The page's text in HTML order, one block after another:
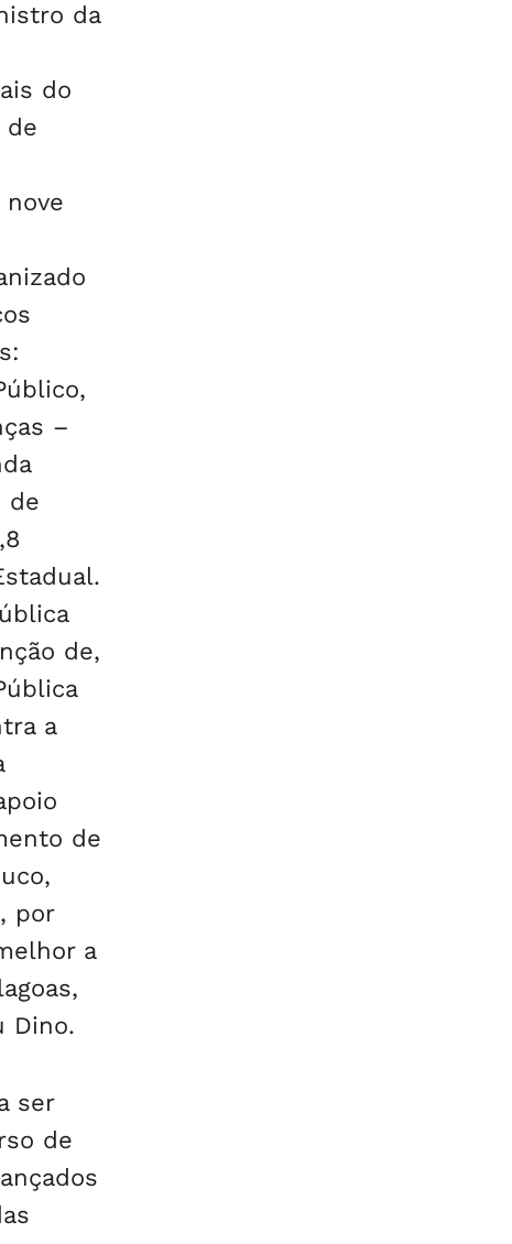
da
do
de
–
de
de,
a
de
por
a
Dino.
ser
de